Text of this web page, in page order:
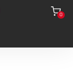
0